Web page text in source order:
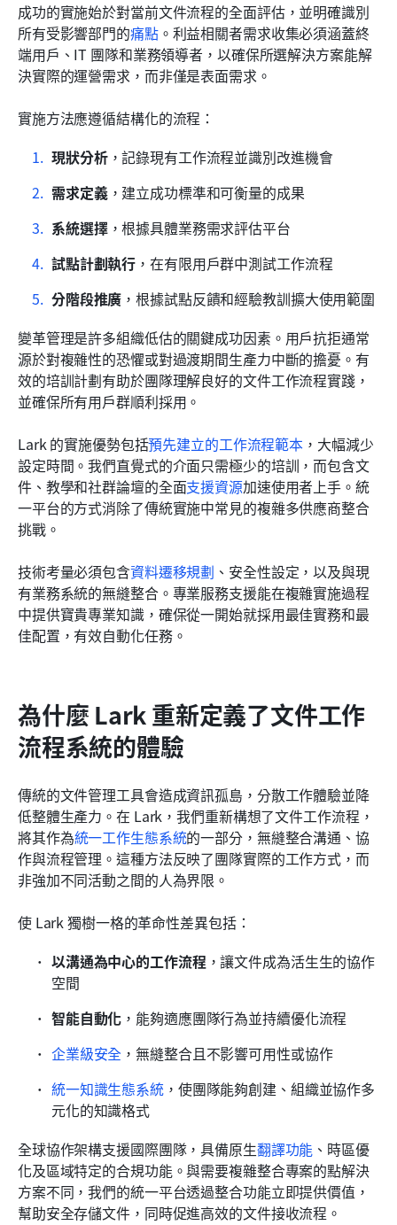
成功的實施始於對當前文件流程的全面評估，並明確識別
所有受影響部門的痛點。利益相關者需求收集必須涵蓋終
端用戶、IT 團隊和業務領導者，以確保所選解決方案能解
決實際的運營需求，而非僅是表面需求。
實施方法應遵循結構化的流程：
現狀分析，記錄現有工作流程並識別改進機會
需求定義，建立成功標準和可衡量的成果
系統選擇，根據具體業務需求評估平台
試點計劃執行 ，在有限用戶群中測試工作流程
分階段推廣 ，根據試點反饋和經驗教訓擴大使用範圍
變革管理是許多組織低估的關鍵成功因素。用戶抗拒通常
源於對複雜性的恐懼或對過渡期間生產力中斷的擔憂。有
效的培訓計劃有助於團隊理解良好的文件工作流程實踐，
並確保所有用戶群順利採用。
Lark 的實施優勢包括預先建立的工作流程範本 ，大幅減少
設定時間。我們直覺式的介面只需極少的培訓，而包含文
件、教學和社群論壇的全面支援資源加速使用者上手。統
一平台的方式消除了傳統實施中常見的複雜多供應商整合
挑戰。
技術考量必須包含資料遷移規劃 、安全性設定，以及與現
有業務系統的無縫整合。專業服務支援能在複雜實施過程
中提供寶貴專業知識，確保從一開始就採用最佳實務和最
佳配置，有效自動化任務。
為什麼 Lark 重新定義了文件工作
流程系統的體驗
傳統的文件管理工具會造成資訊孤島，分散工作體驗並降
低整體生產力。在 Lark，我們重新構想了文件工作流程，
將其作為統一工作生態系統的一部分，無縫整合溝通、協
作與流程管理。這種方法反映了團隊實際的工作方式，而
非強加不同活動之間的人為界限。
使 Lark 獨樹一格的革命性差異包括：
以溝通為中心的工作流程 ，讓文件成為活生生的協作
空間
智能自動化 ，能夠適應團隊行為並持續優化流程
企業級安全 ，無縫整合且不影響可用性或協作
統一知識生態系統，使團隊能夠創建、組織並協作多
元化的知識格式
全球協作架構支援國際團隊，具備原生翻譯功能 、時區優
化及區域特定的合規功能。與需要複雜整合專案的點解決
方案不同，我們的統一平台透過整合功能立即提供價值，
幫助安全存儲文件，同時促進高效的文件接收流程。